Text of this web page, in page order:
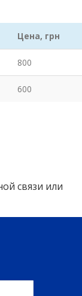
Цена, грн
800
600
связи или